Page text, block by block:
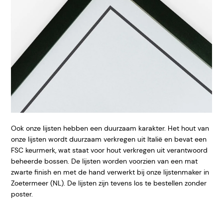
Ook onze lijsten hebben een duurzaam karakter. Het hout van
onze lijsten wordt duurzaam verkregen uit Italië en bevat een
FSC keurmerk, wat staat voor hout verkregen uit verantwoord
beheerde bossen. De lijsten worden voorzien van een mat
zwarte finish en met de hand verwerkt bij onze lijstenmaker in
Zoetermeer (NL). De lijsten zijn tevens los te bestellen zonder
poster.